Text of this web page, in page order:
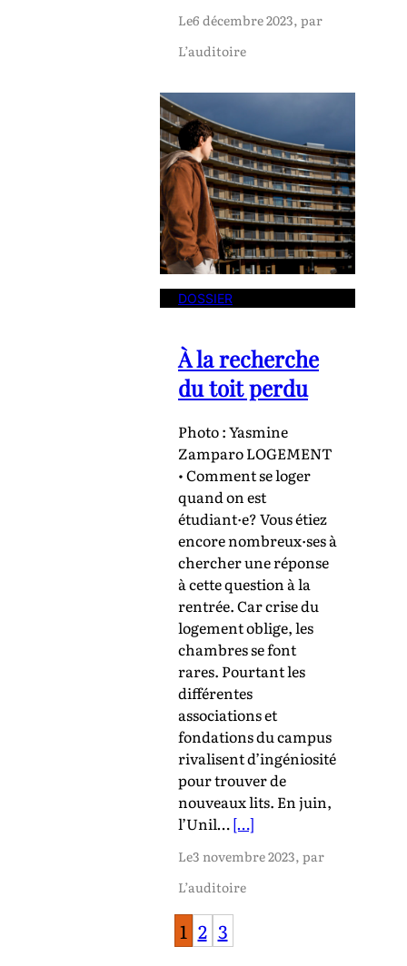
Le6 décembre 2023, par
L’auditoire
DOSSIER
À la recherche
du toit perdu
Photo : Yasmine
Zamparo LOGEMENT
• Comment se loger
quand on est
étudiant·e? Vous étiez
encore nombreux·ses à
chercher une réponse
à cette question à la
rentrée. Car crise du
logement oblige, les
chambres se font
rares. Pourtant les
différentes
associations et
fondations du campus
rivalisent d’ingéniosité
pour trouver de
nouveaux lits. En juin,
l’Unil…[…]
Le3 novembre 2023, par
L’auditoire
1 2 3